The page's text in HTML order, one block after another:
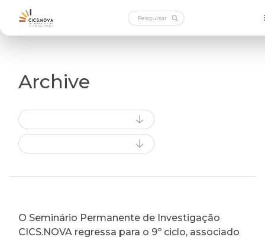
Archive
O Seminário Permanente de Investigação
CICS.NOVA regressa para o 9º ciclo, associado